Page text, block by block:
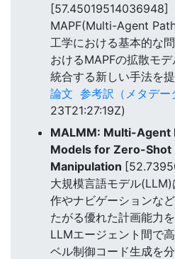
[57.45019514036948]
MAPF(Multi-Agent
工学における基本的な
おけるMAPFの拡散モ
統合する新しい手法を提
論文 参考訳（メタデー
23T21:27:19Z)
MALMM: Multi-Agent
Models for Zero-Shot
Manipulation
大規模言語モデル
作やナビゲーションな
たがる優れた計画能力
LLMエージェント間で
ベル制御コード生成を